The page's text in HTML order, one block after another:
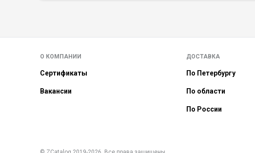
О КОМПАНИИ
Сертификаты
Вакансии
ДОСТАВКА
По Петербургу
По области
По России